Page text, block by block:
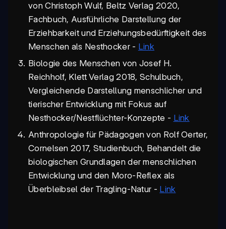
von Christoph Wulf, Beltz Verlag 2020,
Fachbuch, Ausführliche Darstellung der
Erziehbarkeit und Erziehungsbedürftigkeit des
Menschen als Nesthocker - Link
Biologie des Menschen von Josef H.
Reichholf, Klett Verlag 2018, Schulbuch,
Vergleichende Darstellung menschlicher und
tierischer Entwicklung mit Fokus auf
Nesthocker/Nestflüchter-Konzepte - Link
Anthropologie für Pädagogen von Rolf Oerter,
Cornelsen 2017, Studienbuch, Behandelt die
biologischen Grundlagen der menschlichen
Entwicklung und den Moro-Reflex als
Überbleibsel der Tragling-Natur - Link